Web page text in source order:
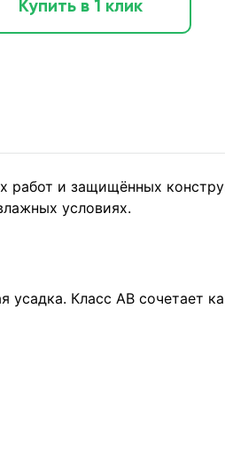
Купить в 1 клик
работ и защищённых
условиях.
Класс АВ сочетает